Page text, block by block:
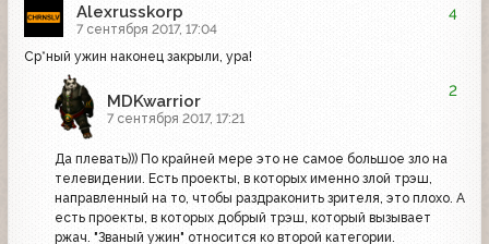
Alexrusskorp
7 сентября 2017, 17:04
4
Ср*ный ужин наконец закрыли, ура!
MDKwarrior
7 сентября 2017, 17:21
2
Да плевать))) По крайней мере это не самое большое зло на
телевидении. Есть проекты, в которых именно злой трэш,
направленный на то, чтобы раздраконить зрителя, это плохо. А
есть проекты, в которых добрый трэш, который вызывает
ржач. "Званый ужин" относится ко второй категории.